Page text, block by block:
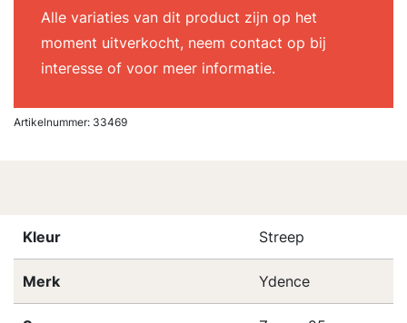
Alle variaties van dit product zijn op het
moment uitverkocht, neem contact op bij
interesse of voor meer informatie.
Artikelnummer: 33469
Kleur Streep
Merk Ydence